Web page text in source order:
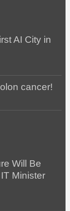
AI City in
cancer!
Will Be
Minister